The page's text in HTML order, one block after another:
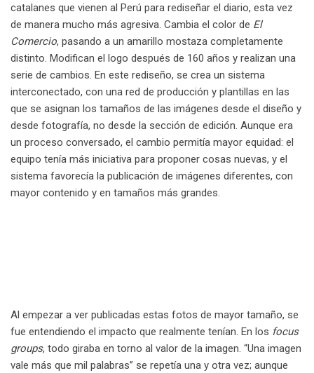
catalanes que vienen al Perú para rediseñar el diario, esta vez
de manera mucho más agresiva. Cambia el color de El
Comercio, pasando a un amarillo mostaza completamente
distinto. Modifican el logo después de 160 años y realizan una
serie de cambios. En este rediseño, se crea un sistema
interconectado, con una red de producción y plantillas en las
que se asignan los tamaños de las imágenes desde el diseño y
desde fotografía, no desde la sección de edición. Aunque era
un proceso conversado, el cambio permitía mayor equidad: el
equipo tenía más iniciativa para proponer cosas nuevas, y el
sistema favorecía la publicación de imágenes diferentes, con
mayor contenido y en tamaños más grandes.
Al empezar a ver publicadas estas fotos de mayor tamaño, se
fue entendiendo el impacto que realmente tenían. En los focus
groups, todo giraba en torno al valor de la imagen. “Una imagen
vale más que mil palabras” se repetía una y otra vez; aunque